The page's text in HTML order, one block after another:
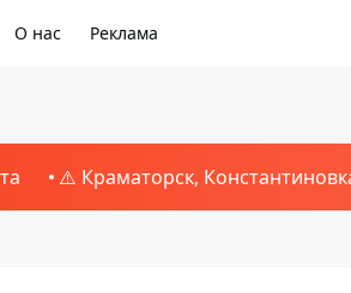
О нас Реклама
⚠️ Краматорск,